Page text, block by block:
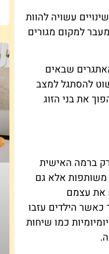
עשויה להוות
מעבר למקום מגורים
האתגרים שבאים
להסתגל למצב
את בני הזוג
ברמה האישית
משותפות אלא גם
את עצמם
כאשר הילדים עזבו
כמו שיחות